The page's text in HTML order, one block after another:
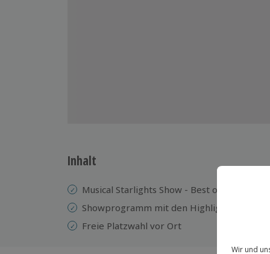
Inhalt
Musical Starlights Show - Best of Musicals
Showprogramm mit den Highlights der
Freie Platzwahl vor Ort